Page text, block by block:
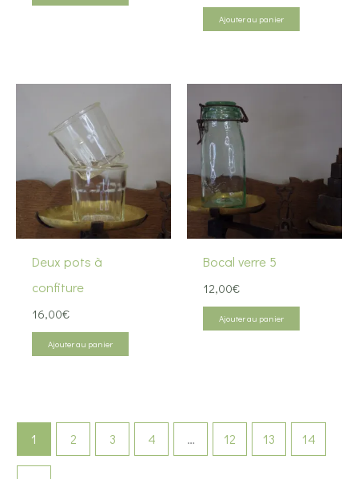
Ajouter au panier
Deux pots à
confiture
16,00€
Ajouter au panier
Bocal verre 5
12,00€
Ajouter au panier
1 2 3 4 … 12 13 14